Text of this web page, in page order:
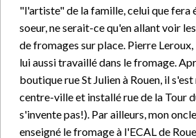
"l'artiste" de la famille, celui que fera
soeur, ne serait-ce qu'en allant voir
de fromages sur place. Pierre
lui aussi travaillé dans le fromage.
boutique rue St Julien à Rouen, il
centre-ville et installé rue de la Tour
s'invente pas!). Par ailleurs, mon
enseigné le fromage à l'ECAL de